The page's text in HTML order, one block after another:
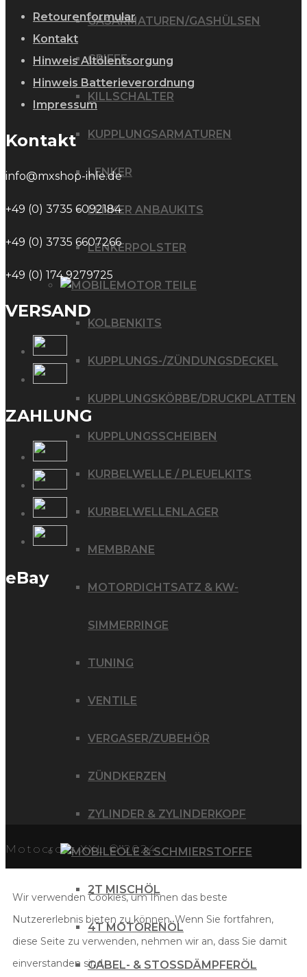
GASARMATUREN/GASHÜLSEN
GRIFFE
KILLSCHALTER
KUPPLUNGSARMATUREN
LENKER
LENKER ANBAUKITS
LENKERPOLSTER
MOTOR TEILE
KOLBENKITS
KUPPLUNGS-/ZÜNDUNGSDECKEL
KUPPLUNGSKÖRBE/DRUCKPLATTEN
KUPPLUNGSSCHEIBEN
KURBELWELLE / PLEUELKITS
KURBELWELLENLAGER
MEMBRANE
MOTORDICHTSATZ & KW-
SIMMERRINGE
TUNING
VENTILE
VERGASER/ZUBEHÖR
ZÜNDKERZEN
ZYLINDER & ZYLINDERKOPF
ÖLE & SCHMIERSTOFFE
2T MISCHÖL
4T MOTORENÖL
GABEL- & STOSSDÄMPFERÖL
Retourenformular
Kontakt
Hinweis Altölentsorgung
Hinweis Batterieverordnung
Impressum
Kontakt
info@mxshop-ihle.de
+49 (0) 3735 6092184
+49 (0) 3735 6607266
+49 (0) 174 9279725
VERSAND
ZAHLUNG
eBay
Motocross XXL © 2024
Wir verwenden Cookies, um Ihnen das beste
Nutzererlebnis bieten zu können. Wenn Sie fortfahren,
diese Seite zu verwenden, nehmen wir an, dass Sie damit
einverstanden sind.